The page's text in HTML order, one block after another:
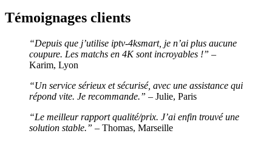
Témoignages clients
“Depuis que j’utilise iptv-4ksmart, je n’ai plus aucune
coupure. Les matchs en 4K sont incroyables !” –
Karim, Lyon
“Un service sérieux et sécurisé, avec une assistance qui
répond vite. Je recommande.” – Julie, Paris
“Le meilleur rapport qualité/prix. J’ai enfin trouvé une
solution stable.” – Thomas, Marseille